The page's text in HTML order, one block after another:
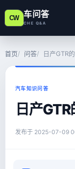
CW 车问答
CHE Q&A
首页 问答 日产GTR
汽车知识问答
日产
发布于 2025-07-09